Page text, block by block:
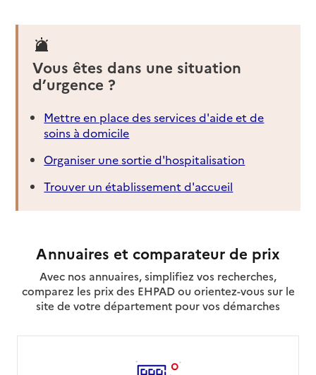
Vous êtes dans une situation
d’urgence ?
Mettre en place des services d'aide et de
soins à domicile
Organiser une sortie d'hospitalisation
Trouver un établissement d'accueil
Annuaires et comparateur de prix
Avec nos annuaires, simplifiez vos recherches,
comparez les prix des EHPAD ou orientez-vous sur le
site de votre département pour vos démarches